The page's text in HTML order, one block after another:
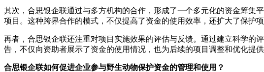
其次，合思银企联通过与多方机构的合作，形成了一个多元化的资金筹集
项目。这种跨界合作的模式，不仅提高了资金的使用效率，还扩大了保护项
再者，合思银企联还注重对项目实施效果的评估与反馈。通过建立科学的
告，不仅向资助者展示了资金的使用情况，也为后续的项目调整和优化提供
合思银企联如何促进企业参与野生动物保护资金的管理和使用？